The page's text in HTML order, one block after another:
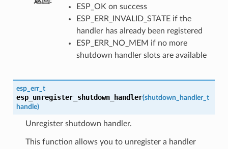
ESP_OK on success
ESP_ERR_INVALID_STATE if the
handler has already been registered
ESP_ERR_NO_MEM if no more
shutdown handler slots are available
esp_err_t
esp_unregister_shutdown_handler(shutdown_handler_t
handle)
Unregister shutdown handler.
This function allows you to unregister a handler